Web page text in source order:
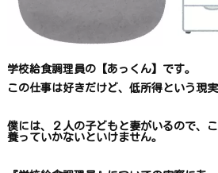
学校給食調理員の【あっくん】です。
この仕事は好きだけど、 低所得という現実
僕には、２人の子どもと妻がいるので、
養っていかないといけません。